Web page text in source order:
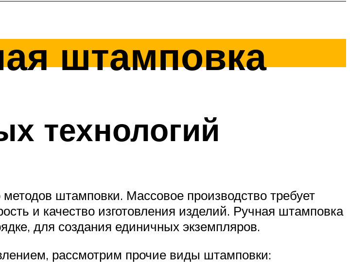
штамповка
технологий
штамповки. Массовое производство требует
и качество изготовления изделий. Ручная штамповка
для создания единичных экземпляров.
рассмотрим прочие виды штамповки: